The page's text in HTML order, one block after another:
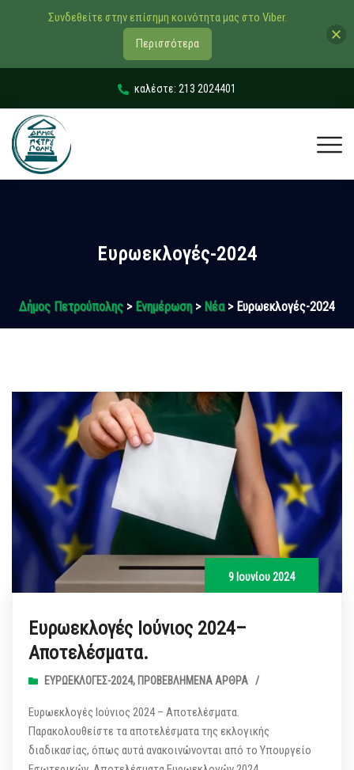
καλέστε: 213 2024401
Ευρωεκλογές-2024
Δήμος Πετρούπολης > Ενημέρωση> Νέα> Ευρωεκλογές-2024
9 Ιουνίου 2024
Ευρωεκλογές Ιούνιος 2024–
Αποτελέσματα.
ΕΥΡΩΕΚΛΟΓΈΣ-2024, ΠΡΟΒΕΒΛΗΜΈΝΑ ΆΡΘΡΑ /
Ευρωεκλογές Ιούνιος 2024 – Αποτελέσματα.
Παρακολουθείστε τα αποτελέσματα της εκλογικής
διαδικασίας, όπως αυτά ανακοινώνονται από το Υπουργείο
Συνδεθείτε στην επίσημη κοινότητα μας στο Viber.
Περισσότερα